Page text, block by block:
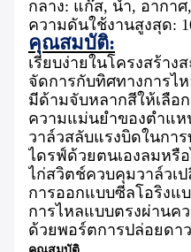
กลาง: แก๊ส, น้ำ, อากา
ความดันใช้งานสูงสุด:
คุณสมบัติ:
เรียบง่ายในโครงสร้าง
จัดการกับทิศทางการไ
มีด้ามจับหลากสีให้เลือก
ความแม่นยำของตำแห
วาล์วสลับแรงบิดในกา
ไดรฟ์ด้วยตนเองลมหรื
ไก่สวิตช์ควบคุมวาล์วเ
การออกแบบซีลโอริงแ
การไหลแบบตรงผ่านค
ด้วยพอร์ตการปล่อยดา